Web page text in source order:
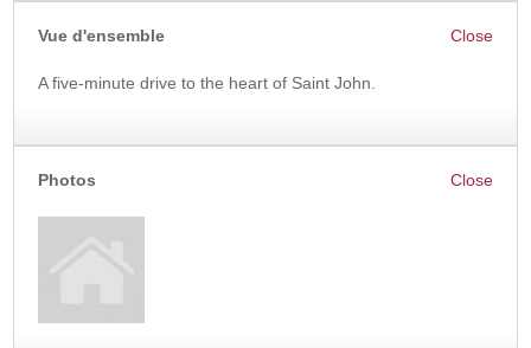
Vue d'ensemble
A five-minute drive to the heart of Saint John.
Photos